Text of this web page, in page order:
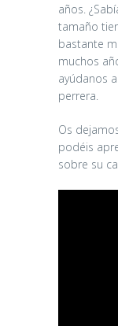
años.
tamaño
bastante
muchos
ayúdanos
perrera.
Os
podéis
sobre su